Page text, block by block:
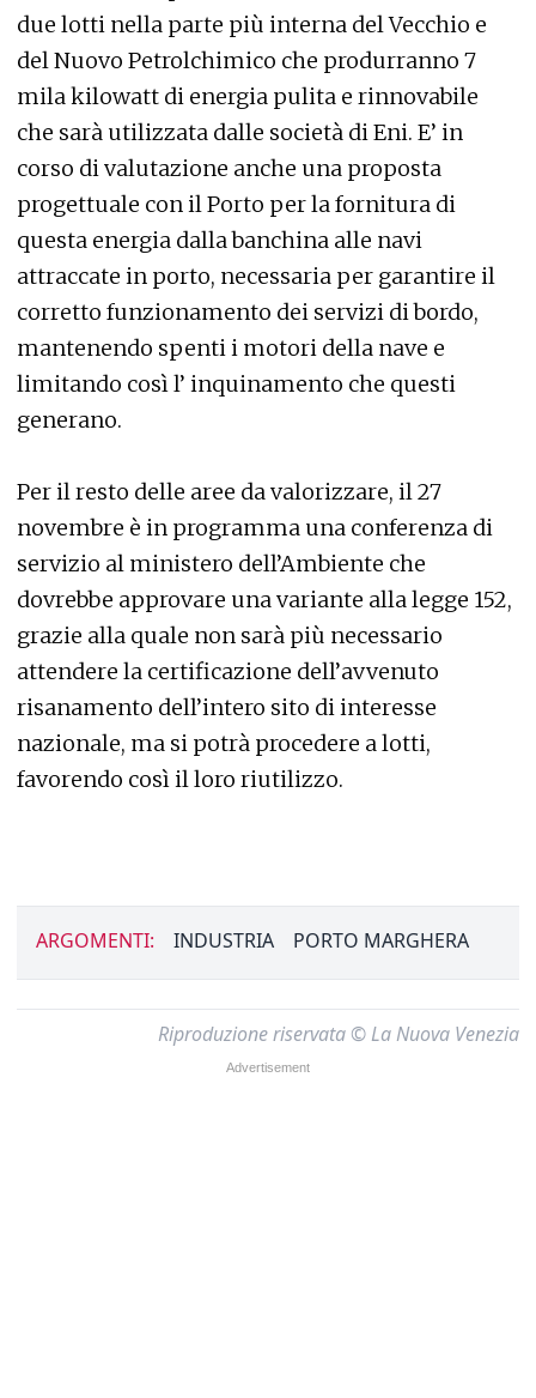
due lotti nella parte più interna del Vecchio e
del Nuovo Petrolchimico che produrranno 7
mila kilowatt di energia pulita e rinnovabile
che sarà utilizzata dalle società di Eni. E’ in
corso di valutazione anche una proposta
progettuale con il Porto per la fornitura di
questa energia dalla banchina alle navi
attraccate in porto, necessaria per garantire il
corretto funzionamento dei servizi di bordo,
mantenendo spenti i motori della nave e
limitando così l’ inquinamento che questi
generano.
Per il resto delle aree da valorizzare, il 27
novembre è in programma una conferenza di
servizio al ministero dell’Ambiente che
dovrebbe approvare una variante alla legge 152,
grazie alla quale non sarà più necessario
attendere la certificazione dell’avvenuto
risanamento dell’intero sito di interesse
nazionale, ma si potrà procedere a lotti,
favorendo così il loro riutilizzo.
ARGOMENTI: INDUSTRIA PORTO MARGHERA
Riproduzione riservata © La Nuova Venezia